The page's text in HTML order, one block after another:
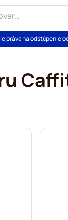
práva na odstúpenie